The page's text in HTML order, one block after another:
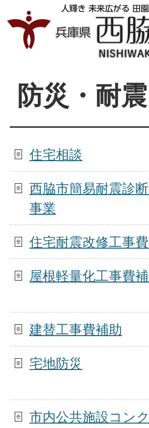
防災・耐
住宅相談
西脇市簡易耐震診
事業
住宅耐震改修工事
屋根軽量化工事費
建替工事費補助
宅地防災
市内公共施設コン